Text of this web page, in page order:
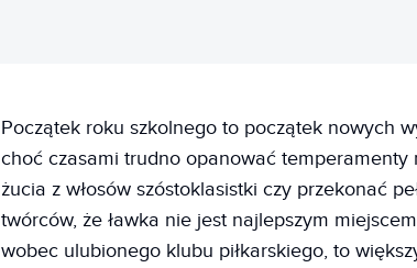
Początek roku szkolnego to początek nowych
choć czasami trudno opanować
żucia z włosów szóstoklasistki czy przekonać
twórców, że ławka nie jest najlepszym
wobec ulubionego klubu piłkarskiego, to